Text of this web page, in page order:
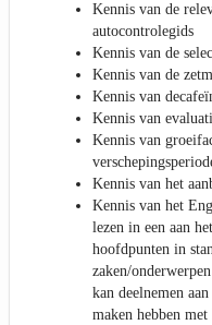
Kennis van de
autocontrolegids
Kennis van de
Kennis van de
Kennis van
Kennis van
Kennis van
Kennis van het
Kennis van het
lezen in een aan
hoofdpunten in
zaken/
kan deelnemen
maken hebben